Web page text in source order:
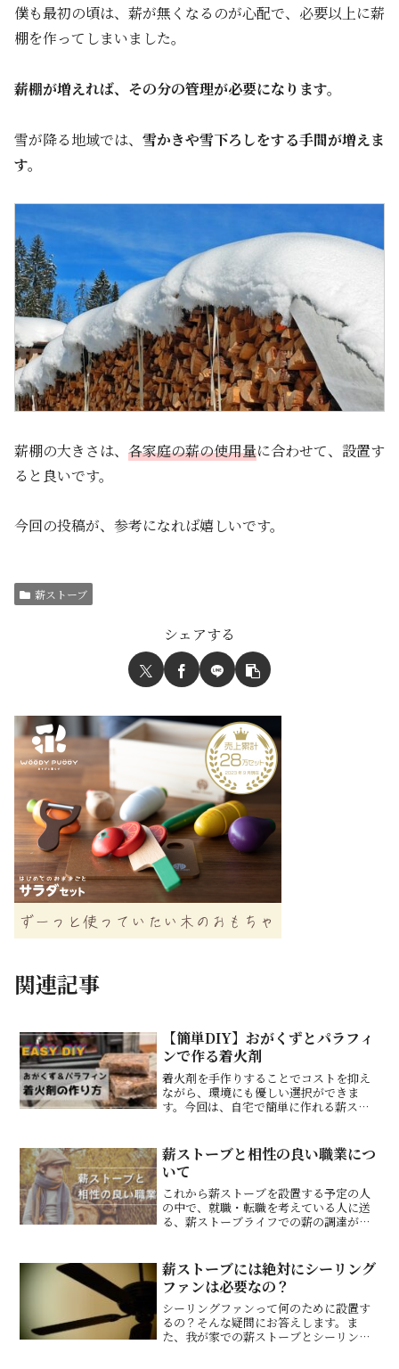
僕も最初の頃は、薪が無くなるのが心配で、必要以上に薪
棚を作ってしまいました。
薪棚が増えれば、その分の管理が必要になります。
雪が降る地域では、 雪かきや雪下ろしをする手間が増えま
す。
薪棚の大きさは、 各家庭の薪の使用量に合わせて、設置す
ると良いです。
今回の投稿が、参考になれば嬉しいです。
薪ストーブ
シェアする
関連記事
【簡単DIY】おがくずとパラフィ
ンで作る着火剤
着火剤を手作りすることでコストを抑え
ながら、環境にも優しい選択ができま
す。今回は、自宅で簡単に作れる薪スト
薪ストーブと相性の良い職業につ
いて
これから薪ストーブを設置する予定の人
の中で、就職・転職を考えている人に送
る、薪ストーブライフでの薪の調達が効
薪ストーブには絶対にシーリング
ファンは必要なの？
シーリングファンって何のために設置す
るの？そんな疑問にお答えします。ま
た、我が家での薪ストーブとシーリング